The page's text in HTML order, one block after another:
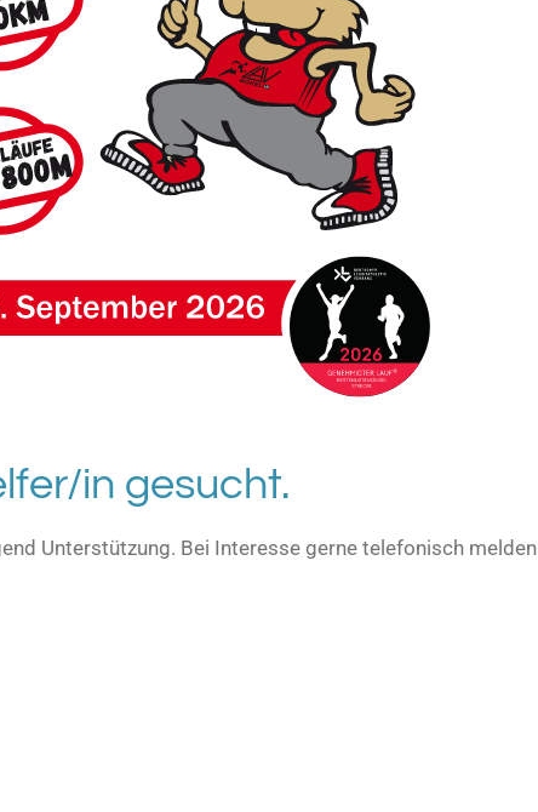
in gesucht.
Unterstützung. Bei Interesse gerne telefonisch melden